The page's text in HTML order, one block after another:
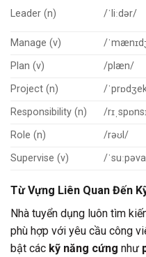
Leader (n) /ˈliːdər/
Manage (v)
/
Plan (v)
/plæn/
Project (n)
/
Responsibility (n)
/
Role (n)
/rəʊl/
Supervise (v)
/
Từ Vựng Liên Quan Đến
Nhà tuyển dụng luôn tìm
phù hợp với yêu cầu công
bật các kỹ năng cứng như